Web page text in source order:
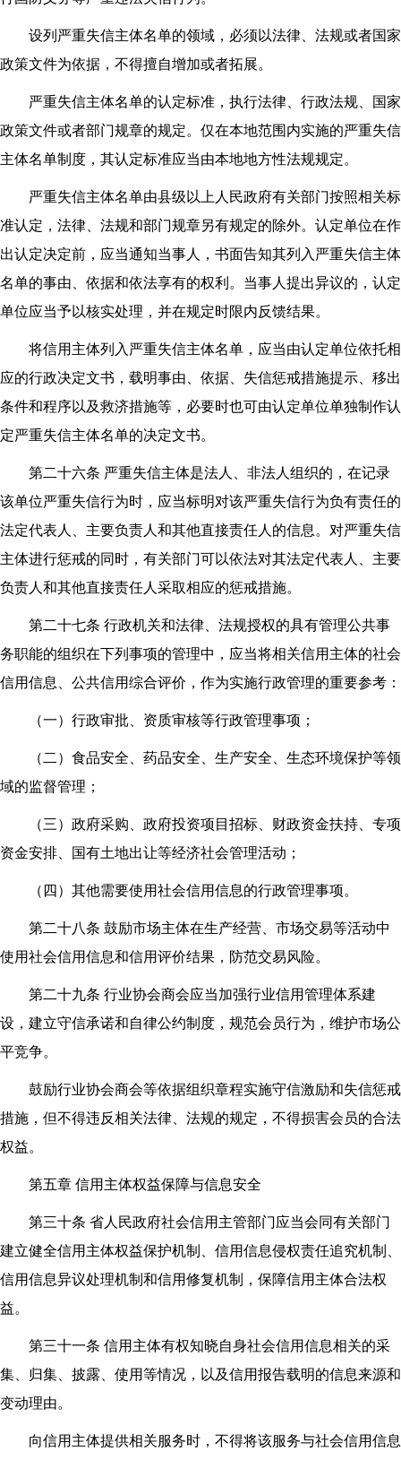
设列严重失信主体名单的领域，必须以法律、法规或者国家
政策文件为依据，不得擅自增加或者拓展。
严重失信主体名单的认定标准，执行法律、行政法规、国家
政策文件或者部门规章的规定。仅在本地范围内实施的严重失信
主体名单制度，其认定标准应当由本地地方性法规规定。
严重失信主体名单由县级以上人民政府有关部门按照相关标
准认定，法律、法规和部门规章另有规定的除外。认定单位在作
出认定决定前，应当通知当事人，书面告知其列入严重失信主体
名单的事由、依据和依法享有的权利。当事人提出异议的，认定
单位应当予以核实处理，并在规定时限内反馈结果。
将信用主体列入严重失信主体名单，应当由认定单位依托相
应的行政决定文书，载明事由、依据、失信惩戒措施提示、移出
条件和程序以及救济措施等，必要时也可由认定单位单独制作认
定严重失信主体名单的决定文书。
第二十六条 严重失信主体是法人、非法人组织的，在记录
该单位严重失信行为时，应当标明对该严重失信行为负有责任的
法定代表人、主要负责人和其他直接责任人的信息。对严重失信
主体进行惩戒的同时，有关部门可以依法对其法定代表人、主要
负责人和其他直接责任人采取相应的惩戒措施。
第二十七条 行政机关和法律、法规授权的具有管理公共事
务职能的组织在下列事项的管理中，应当将相关信用主体的社会
信用信息、公共信用综合评价，作为实施行政管理的重要参考：
（一）行政审批、资质审核等行政管理事项；
（二）食品安全、药品安全、生产安全、生态环境保护等领
域的监督管理；
（三）政府采购、政府投资项目招标、财政资金扶持、专项
资金安排、国有土地出让等经济社会管理活动；
（四）其他需要使用社会信用信息的行政管理事项。
第二十八条 鼓励市场主体在生产经营、市场交易等活动中
使用社会信用信息和信用评价结果，防范交易风险。
第二十九条 行业协会商会应当加强行业信用管理体系建
设，建立守信承诺和自律公约制度，规范会员行为，维护市场公
平竞争。
鼓励行业协会商会等依据组织章程实施守信激励和失信惩戒
措施，但不得违反相关法律、法规的规定，不得损害会员的合法
权益。
第五章 信用主体权益保障与信息安全
第三十条 省人民政府社会信用主管部门应当会同有关部门
建立健全信用主体权益保护机制、信用信息侵权责任追究机制、
信用信息异议处理机制和信用修复机制，保障信用主体合法权
益。
第三十一条 信用主体有权知晓自身社会信用信息相关的采
集、归集、披露、使用等情况，以及信用报告载明的信息来源和
变动理由。
向信用主体提供相关服务时，不得将该服务与社会信用信息